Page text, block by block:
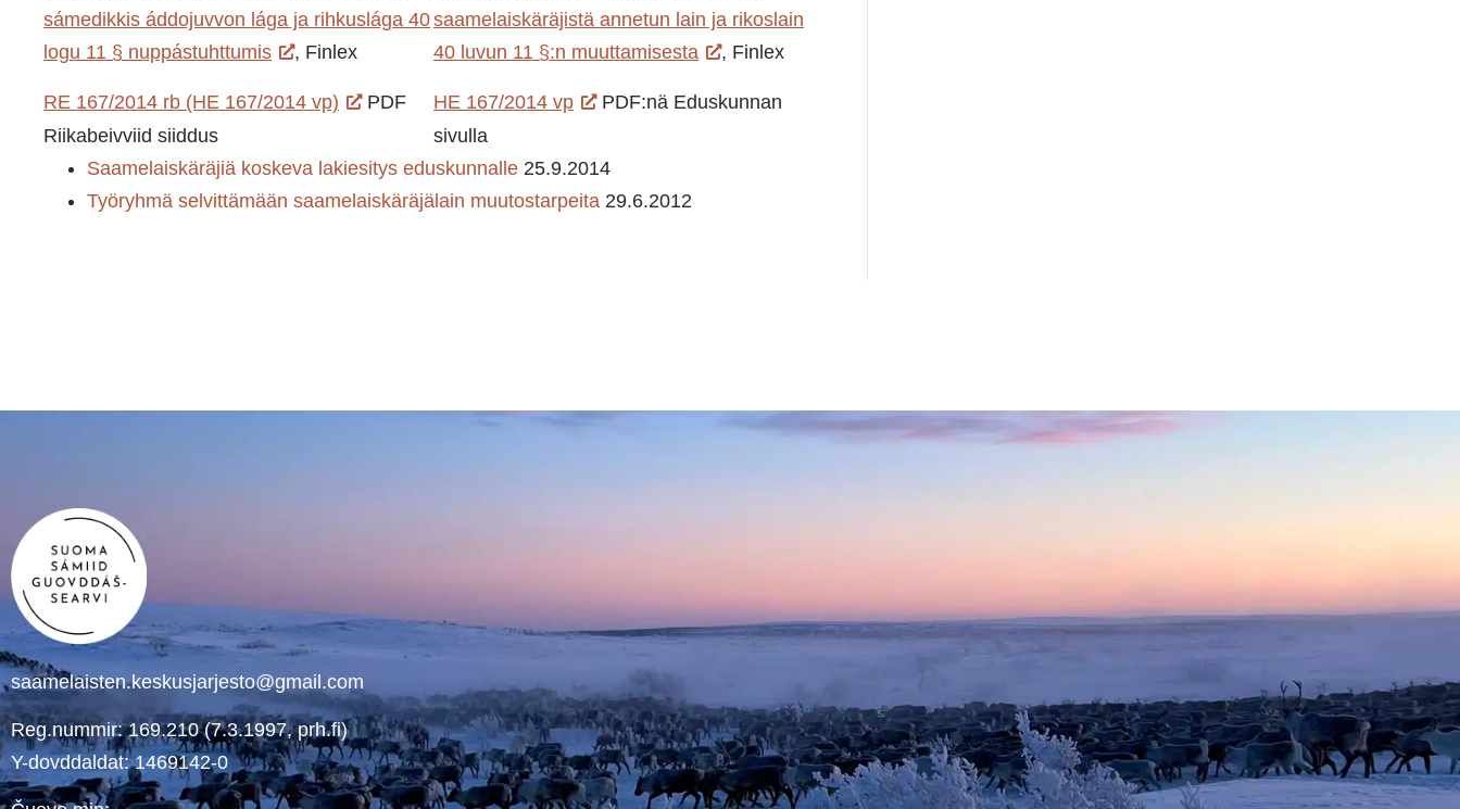
sámedikkis áddojuvvon lága ja rihkuslága 40
logu 11 § nuppástuhttumis
, Finlex
RE 167/2014 rb (HE 167/2014 vp)
PDF
Riikabeivviid siiddus
saamelaiskäräjistä annetun lain ja rikoslain
40 luvun 11 §:n muuttamisesta
, Finlex
HE 167/2014 vp
PDF:nä Eduskunnan
sivulla
Saamelaiskäräjiä koskeva lakiesitys eduskunnalle 25.9.2014
Työryhmä selvittämään saamelaiskäräjälain muutostarpeita 29.6.2012
saamelaisten.keskusjarjesto@gmail.com
Reg.nummir: 169.210 (7.3.1997, prh.fi)
Y-dovddaldat: 1469142-0